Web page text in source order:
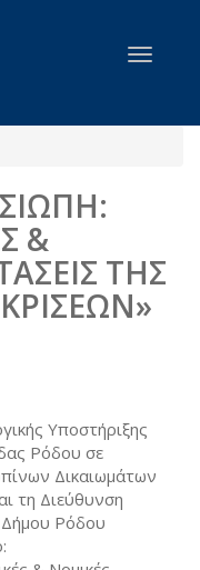
Toggle
&
ΤΗΣ
Υποστήριξης
Ρόδου σε
Δικαιωμάτων
τη Διεύθυνση
Δήμου Ρόδου